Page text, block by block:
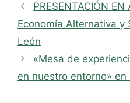
PRESENTACIÓN
Economía Alternativa y
León
«Mesa de
en nuestro entorno» en